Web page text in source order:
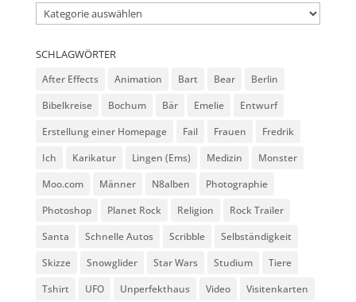
Kategorien
SCHLAGWÖRTER
After Effects Animation Bart Bear
Berlin
Bibelkreise
Bochum Bär Emelie
Entwurf
Erstellung einer Homepage
Fail Frauen
Fredrik
Ich
Karikatur Lingen (Ems) Medizin
Monster
Moo.com
Männer N8alben
Photographie
Photoshop
Planet Rock Religion
Rock Trailer
Santa
Schnelle Autos Scribble
Selbständigkeit
Skizze
Snowglider Star Wars Studium
Tiere
Tshirt
UFO Unperfekthaus Video
Visitenkarten